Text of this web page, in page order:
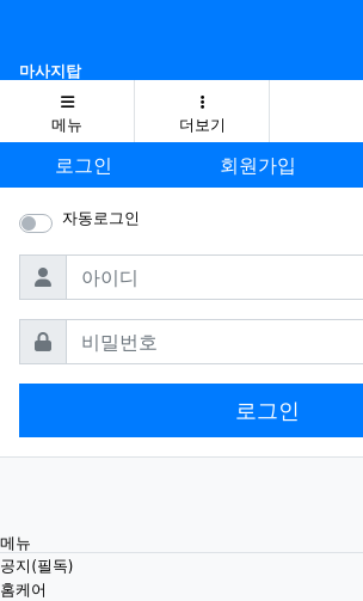
마사지탑
메뉴 더보기
로그인 회원가입
자동로그인
아이디
비밀번호
로그인
메뉴
공지(필독)
홈케어